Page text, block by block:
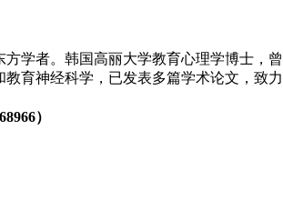
学者。韩国高丽大学教育心理学博士
育神经科学，已发表多篇学术论文，致
）